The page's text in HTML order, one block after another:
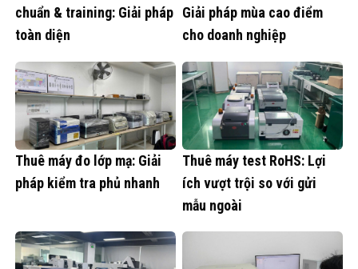
chuẩn & training: Giải pháp
toàn diện
Giải pháp mùa cao điểm
cho doanh nghiệp
Thuê máy đo lớp mạ: Giải
pháp kiểm tra phủ nhanh
Thuê máy test RoHS: Lợi
ích vượt trội so với gửi
mẫu ngoài